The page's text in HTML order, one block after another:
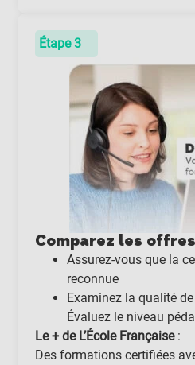
Étape 3
Comparez les offres
Assurez-vous que la
reconnue
Examinez la qualité
Évaluez le niveau
Le + de L’École Française:
Des formations certifiées